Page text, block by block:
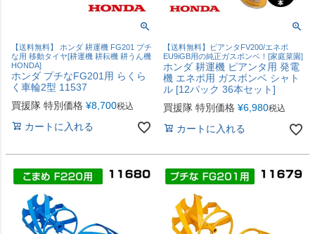
【送料無料】 ホンダ 耕運機 FG201 プチ
な用 移動タイヤ[耕運機 耕耘機 耕うん機
HONDA]
ホンダ プチなFG201用 らくら
く車輪2型 11537
買援隊 特別価格 ¥8,700税込
カートに入れる
【送料無料】ピアンタFV200/エネポ
EU9iGB用の純正ガスボンベ！[家庭菜園]
ホンダ 耕運機 ピアンタ用 発電
機 エネポ用 ガスボンベ シャト
ル [12パック 36本セット]
買援隊 特別価格 ¥6,980税込
カートに入れる